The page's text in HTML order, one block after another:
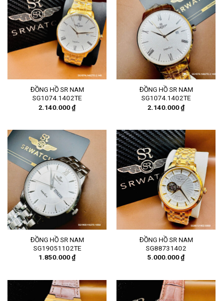
ĐỒNG HỒ SR NAM
SG1074.1402TE
2.140.000₫
ĐỒNG HỒ SR NAM
SG1074.1402TE
2.140.000₫
ĐỒNG HỒ SR NAM
SG19051102TE
1.850.000₫
ĐỒNG HỒ SR NAM
SG88731402
5.000.000₫